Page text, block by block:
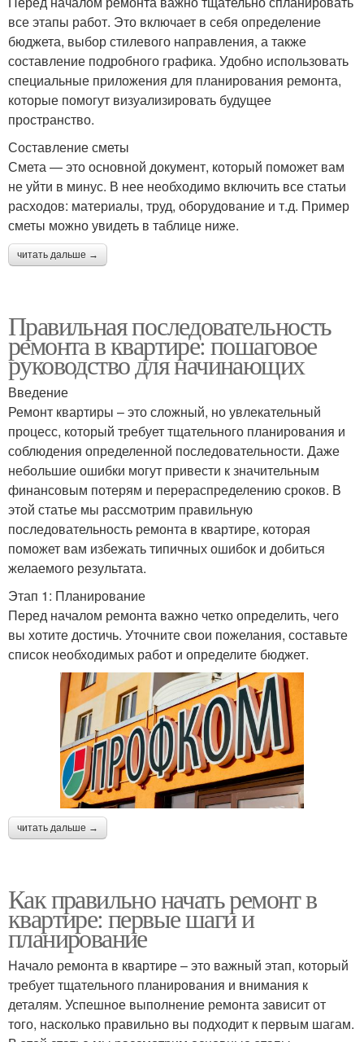
все этапы работ. Это включает в себя определение
бюджета, выбор стилевого направления, а также
составление подробного графика. Удобно использовать
специальные приложения для планирования ремонта,
которые помогут визуализировать будущее
пространство.
Составление сметы
Смета — это основной документ, который поможет вам
не уйти в минус. В нее необходимо включить все статьи
расходов: материалы, труд, оборудование и т.д. Пример
сметы можно увидеть в таблице ниже.
читать дальше →
Правильная последовательность
ремонта в квартире: пошаговое
руководство для начинающих
Введение
Ремонт квартиры – это сложный, но увлекательный
процесс, который требует тщательного планирования и
соблюдения определенной последовательности. Даже
небольшие ошибки могут привести к значительным
финансовым потерям и перераспределению сроков. В
этой статье мы рассмотрим правильную
последовательность ремонта в квартире, которая
поможет вам избежать типичных ошибок и добиться
желаемого результата.
Этап 1: Планирование
Перед началом ремонта важно четко определить, чего
вы хотите достичь. Уточните свои пожелания, составьте
список необходимых работ и определите бюджет.
читать дальше →
Как правильно начать ремонт в
квартире: первые шаги и
планирование
Начало ремонта в квартире – это важный этап, который
требует тщательного планирования и внимания к
деталям. Успешное выполнение ремонта зависит от
того, насколько правильно вы подходит к первым шагам.